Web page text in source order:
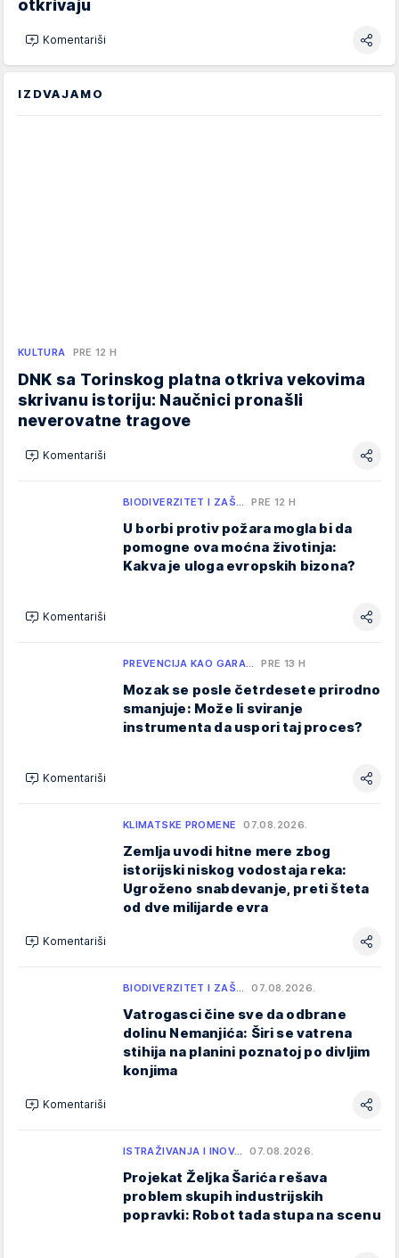
otkrivaju
Komentariši
IZDVAJAMO
KULTURA PRE 12 H
DNK sa Torinskog platna otkriva vekovima
skrivanu istoriju: Naučnici pronašli
neverovatne tragove
Komentariši
BIODIVERZITET I ZAŠ… PRE 12 H
U borbi protiv požara mogla bi da
pomogne ova moćna životinja:
Kakva je uloga evropskih bizona?
Komentariši
PREVENCIJA KAO GARA… PRE 13 H
Mozak se posle četrdesete prirodno
smanjuje: Može li sviranje
instrumenta da uspori taj proces?
Komentariši
KLIMATSKE PROMENE 07.08.2026.
Zemlja uvodi hitne mere zbog
istorijski niskog vodostaja reka:
Ugroženo snabdevanje, preti šteta
od dve milijarde evra
Komentariši
BIODIVERZITET I ZAŠ… 07.08.2026.
Vatrogasci čine sve da odbrane
dolinu Nemanjića: Širi se vatrena
stihija na planini poznatoj po divljim
konjima
Komentariši
ISTRAŽIVANJA I INOV… 07.08.2026.
Projekat Željka Šarića rešava
problem skupih industrijskih
popravki: Robot tada stupa na scenu